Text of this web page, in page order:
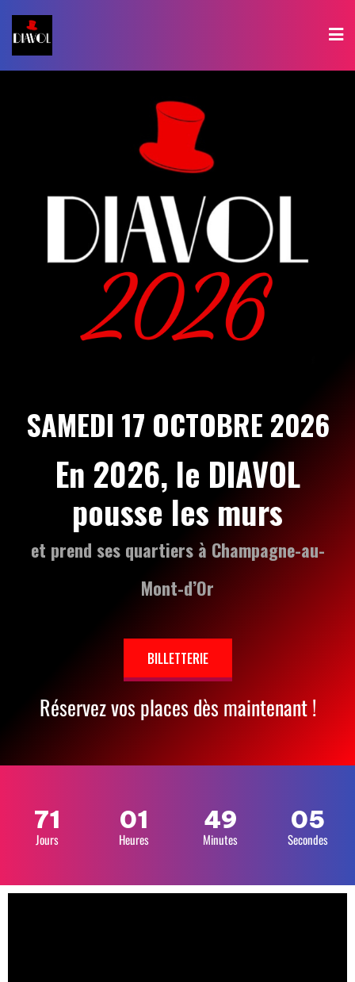
SAMEDI 17 OCTOBRE 2026
En 2026, le DIAVOL
pousse les murs
et prend ses quartiers à Champagne-au-
Mont-d’Or
BILLETTERIE
Réservez vos places dès maintenant !
71
Jours
01
Heures
49
Minutes
04
Secondes